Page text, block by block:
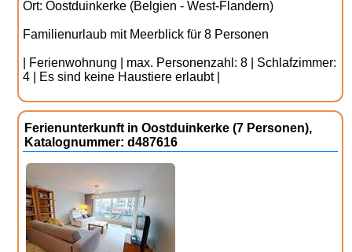
Ort: Oostduinkerke (Belgien - West-Flandern)
Familienurlaub mit Meerblick für 8 Personen
| Ferienwohnung | max. Personenzahl: 8 | Schlafzimmer:
4 | Es sind keine Haustiere erlaubt |
Ferienunterkunft in Oostduinkerke (7 Personen),
Katalognummer: d487616